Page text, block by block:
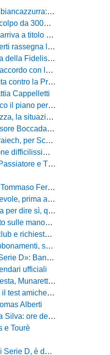
vedere il match
300mila euro
Bjarki Bjarkason
da tutte le cariche
presidente Vallarella
il ritorno in prestito
del Sassuolo
Cappelletti
rientrare i tifosi
i nomi per l'attacco
titolo temporaneo
attende l'accordo
prometto risultati»
e Theodore
Ferraro
per Caia
squadra da livello»
del Delfino
di cessione
750 tessere
futuro della Ternana
ufficiali
e Tobia
di Lorica
Alberti
la fumata bianca
e Tourè
Coppa Italia